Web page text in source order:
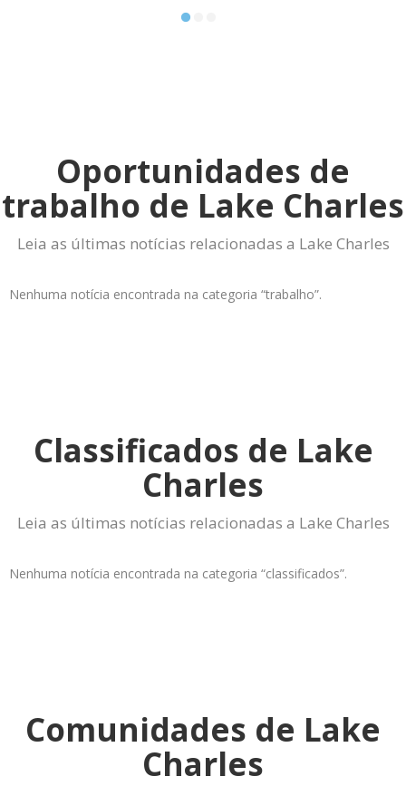
Oportunidades de
trabalho de Lake Charles
Leia as últimas notícias relacionadas a Lake Charles
Nenhuma notícia encontrada na categoria “trabalho”.
Classificados de Lake
Charles
Leia as últimas notícias relacionadas a Lake Charles
Nenhuma notícia encontrada na categoria “classificados”.
Comunidades de Lake
Charles